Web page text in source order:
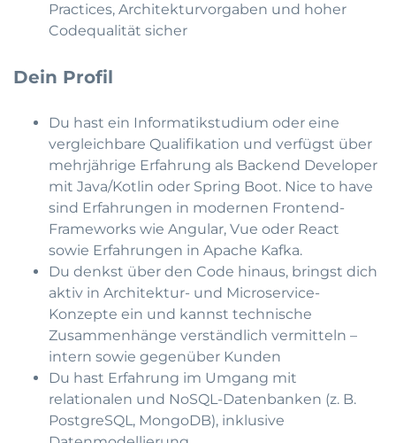
Practices, Architekturvorgaben und hoher
Codequalität sicher
Dein Profil
Du hast ein Informatikstudium oder eine
vergleichbare Qualifikation und verfügst über
mehrjährige Erfahrung als Backend Developer
mit Java/Kotlin oder Spring Boot. Nice to have
sind Erfahrungen in modernen Frontend-
Frameworks wie Angular, Vue oder React
sowie Erfahrungen in Apache Kafka.
Du denkst über den Code hinaus, bringst dich
aktiv in Architektur- und Microservice-
Konzepte ein und kannst technische
Zusammenhänge verständlich vermitteln –
intern sowie gegenüber Kunden
Du hast Erfahrung im Umgang mit
relationalen und NoSQL-Datenbanken (z. B.
PostgreSQL, MongoDB), inklusive